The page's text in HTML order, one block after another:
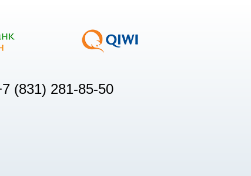
(831) 281-85-50